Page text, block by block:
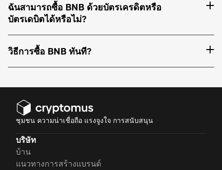
ฉันสามารถซื้อ BNB ด้วยบัตรเครดิตหรือ
บัตรเดบิตได้หรือไม่?
วิธีการซื้อ BNB ทันที?
ชุมชน ความน่าเชื่อถือ แรงจูงใจ การสนับสนุน
บริษัท
บ้าน
แนวทางการสร้างแบรนด์